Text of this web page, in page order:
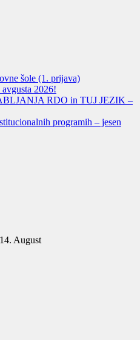
šole (1. prijava)
2026!
RDO in TUJ JEZIK –
programih – jesen
August